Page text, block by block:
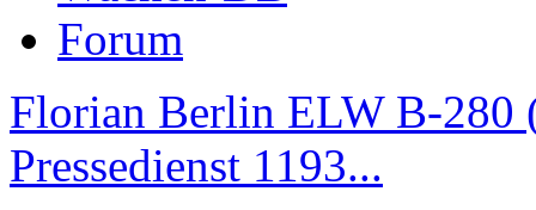
Forum
Florian Berlin ELW B-280
Pressedienst 1193...